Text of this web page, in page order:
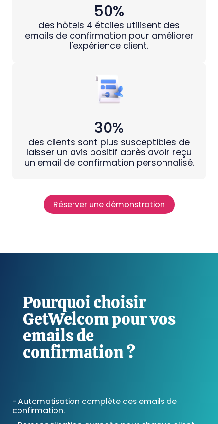
50%
des hôtels 4 étoiles utilisent des
emails de confirmation pour améliorer
l'expérience client.
30%
des clients sont plus susceptibles de
laisser un avis positif après avoir reçu
un email de confirmation personnalisé.
Réserver une démonstration
Pourquoi choisir
GetWelcom pour vos
emails de
confirmation ?
- Automatisation complète des emails de
confirmation.